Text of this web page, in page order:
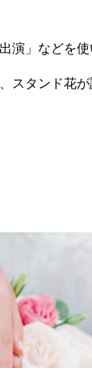
演」などを使
スタンド花